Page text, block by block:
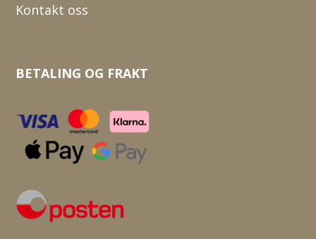
Kontakt oss
BETALING OG FRAKT